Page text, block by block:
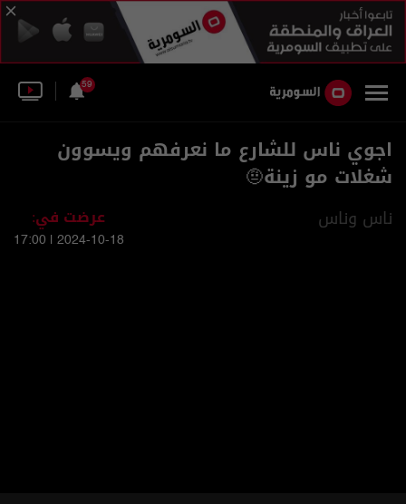
59
اجوي ناس للشارع ما نعرفهم ويسوون
شغلات مو زينة🤨
ناس وناس عرضت في:
2024-10-18 | 17:00